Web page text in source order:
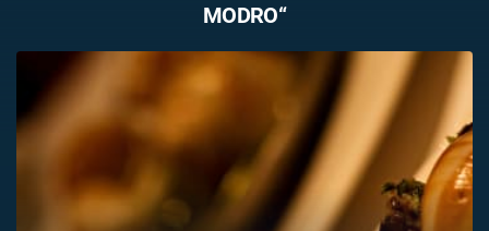
Témata
Pořady
TV Program
MODRO“